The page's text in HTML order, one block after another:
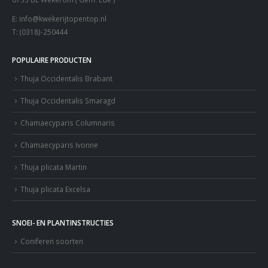
E: info@kwekerijtopentop.nl
T: (0318)-250444
POPULAIRE PRODUCTEN
Thuja Occidentalis Brabant
Thuja Occidentalis Smaragd
Chamaecyparis Columnaris
Chamaecyparis Ivonne
Thuja plicata Martin
Thuja plicata Excelsa
SNOEI- EN PLANTINSTRUCTIES
Coniferen soorten